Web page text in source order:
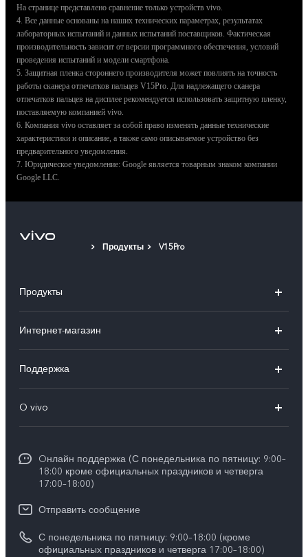
На странице представлено сравнение только устройств vivo.
4. Все данные основаны на наших технических параметрах, результатах
лабораторных испытаний и данных испытаний поставщиков. Фактическая
производительность зависит от версии программного обеспечения, условий
проведения испытаний и модели смартфона.
5. Защитная пленка стороннего производителя может повлиять на точность
работы сканера отпечатков пальцев V15Pro. Для надлежащего сканера
отпечатков пальцев на дисплее рекомендуется использовать защитную пленку,
поставляемую компанией vivo.
6. Компания vivo оставляет за собой право изменять данные технические
характеристики и описание, а также само описываемое устройство без
предварительного уведомления.
7. Юридическое уведомление: Google является товарным знаком компании
Google LLC.
Продукты V15Pro
Продукты
X300 FE
V70 FE
V70
Y31d
Y11d
Интернет-магазин
V60 5G
V60 Lite
V40 Lite
Y04s
Поддержка
FAQs
Funtouch OS
Сервисные центры
IMEI аутентификация
Запрос стоимости запчастей
O vivo
Пресс-центр
Карьера в vivo
Юридическая информация
О нас
Oнлайн поддержка (С понедельника по пятницу: 9:00–
18:00 кроме официальных праздников и четверга
17:00–18:00)
Отправить сообщение
С понедельника по пятницу: 9:00–18:00 (кроме
официальных праздников и четверга 17:00–18:00)